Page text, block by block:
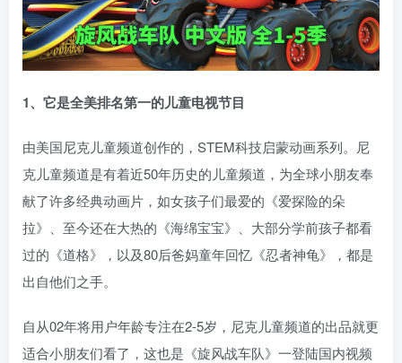
1、它是全美排名第一的儿童电视节目
由美国尼克儿童频道创作的，STEM科技启蒙动画系列。尼
克儿童频道是有着近50年历史的儿童频道，为全球小朋友奉
献了许多经典动画片，如女孩子们最爱的《爱探险的朵
拉》、至今还在大热的《海绵宝宝》、大部分学前孩子都看
过的《道格》，以及80后爸妈童年回忆《忍者神龟》，都是
出自他们之手。
自从02年将用户年龄专注在2-5岁，尼克儿童频道的出品就更
适合小朋友们看了，这也是《旋风战车队》一登陆国内视频